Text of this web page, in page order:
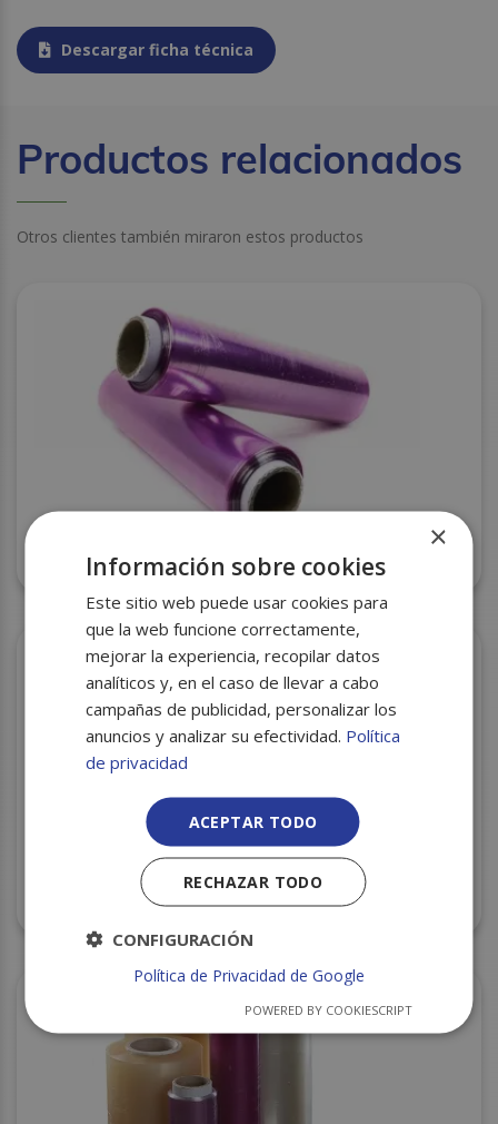
Descargar ficha técnica
Productos relacionados
Otros clientes también miraron estos productos
FILM P.V.C. 45X300 COMERCIAL C/3 MORADO
FILM P.V.C. 60X1500 METROS
×
Información sobre cookies
Este sitio web puede usar cookies para
que la web funcione correctamente,
mejorar la experiencia, recopilar datos
analíticos y, en el caso de llevar a cabo
campañas de publicidad, personalizar los
anuncios y analizar su efectividad. Política
de privacidad
ACEPTAR TODO
RECHAZAR TODO
CONFIGURACIÓN
Política de Privacidad de Google
POWERED BY COOKIESCRIPT